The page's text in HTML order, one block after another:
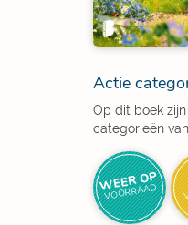
Actie
Op dit boek
categorieën
WEER OP
VOORRAAD